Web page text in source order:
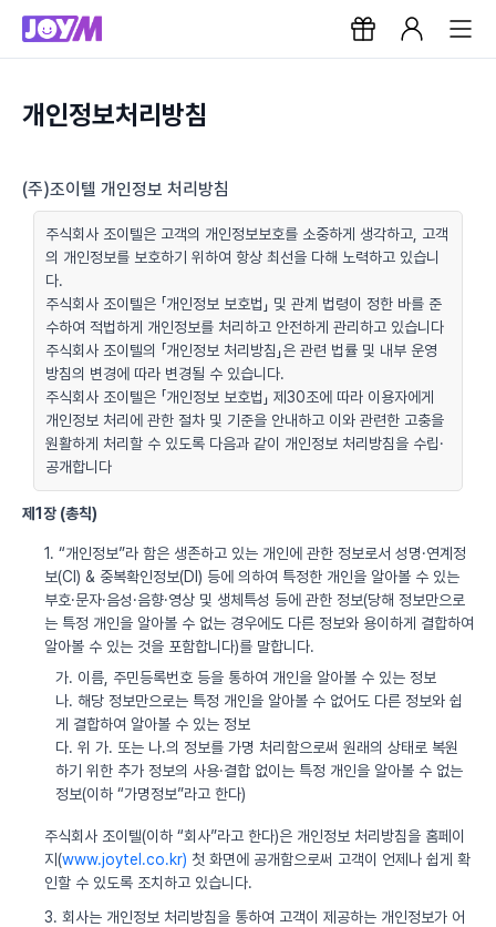
개인정보처리방침
(주)조이텔 개인정보 처리방침
주식회사 조이텔은 고객의 개인정보보호를 소중하게 생각하고, 고객
의 개인정보를 보호하기 위하여 항상 최선을 다해 노력하고 있습니
다.
주식회사 조이텔은 「개인정보 보호법」 및 관계 법령이 정한 바를 준
수하여 적법하게 개인정보를 처리하고 안전하게 관리하고 있습니다
주식회사 조이텔의 「개인정보 처리방침」은 관련 법률 및 내부 운영
방침의 변경에 따라 변경될 수 있습니다.
주식회사 조이텔은 「개인정보 보호법」 제30조에 따라 이용자에게
개인정보 처리에 관한 절차 및 기준을 안내하고 이와 관련한 고충을
원활하게 처리할 수 있도록 다음과 같이 개인정보 처리방침을 수립·
공개합니다
제1장 (총칙)
1. “개인정보”라 함은 생존하고 있는 개인에 관한 정보로서 성명·연계정
보(CI) & 중복확인정보(DI) 등에 의하여 특정한 개인을 알아볼 수 있는
부호·문자·음성·음향·영상 및 생체특성 등에 관한 정보(당해 정보만으로
는 특정 개인을 알아볼 수 없는 경우에도 다른 정보와 용이하게 결합하여
알아볼 수 있는 것을 포함합니다)를 말합니다.
가. 이름, 주민등록번호 등을 통하여 개인을 알아볼 수 있는 정보
나. 해당 정보만으로는 특정 개인을 알아볼 수 없어도 다른 정보와 쉽
게 결합하여 알아볼 수 있는 정보
다. 위 가. 또는 나.의 정보를 가명 처리함으로써 원래의 상태로 복원
하기 위한 추가 정보의 사용·결합 없이는 특정 개인을 알아볼 수 없는
정보(이하 “가명정보”라고 한다)
주식회사 조이텔(이하 “회사”라고 한다)은 개인정보 처리방침을 홈페이
지(www.joytel.co.kr) 첫 화면에 공개함으로써 고객이 언제나 쉽게 확
인할 수 있도록 조치하고 있습니다.
3. 회사는 개인정보 처리방침을 통하여 고객이 제공하는 개인정보가 어